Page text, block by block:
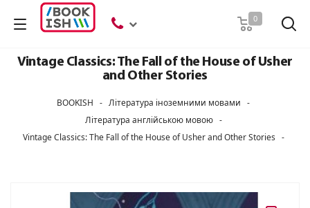
0
Vintage Classics: The Fall of the House of Usher
and Other Stories
BOOKISH - Література іноземними мовами -
Література англійською мовою -
Vintage Classics: The Fall of the House of Usher and Other Stories -